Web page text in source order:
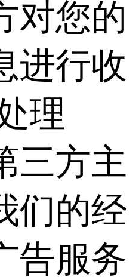
对您的
进行收
理
三方主
们的经
告服务